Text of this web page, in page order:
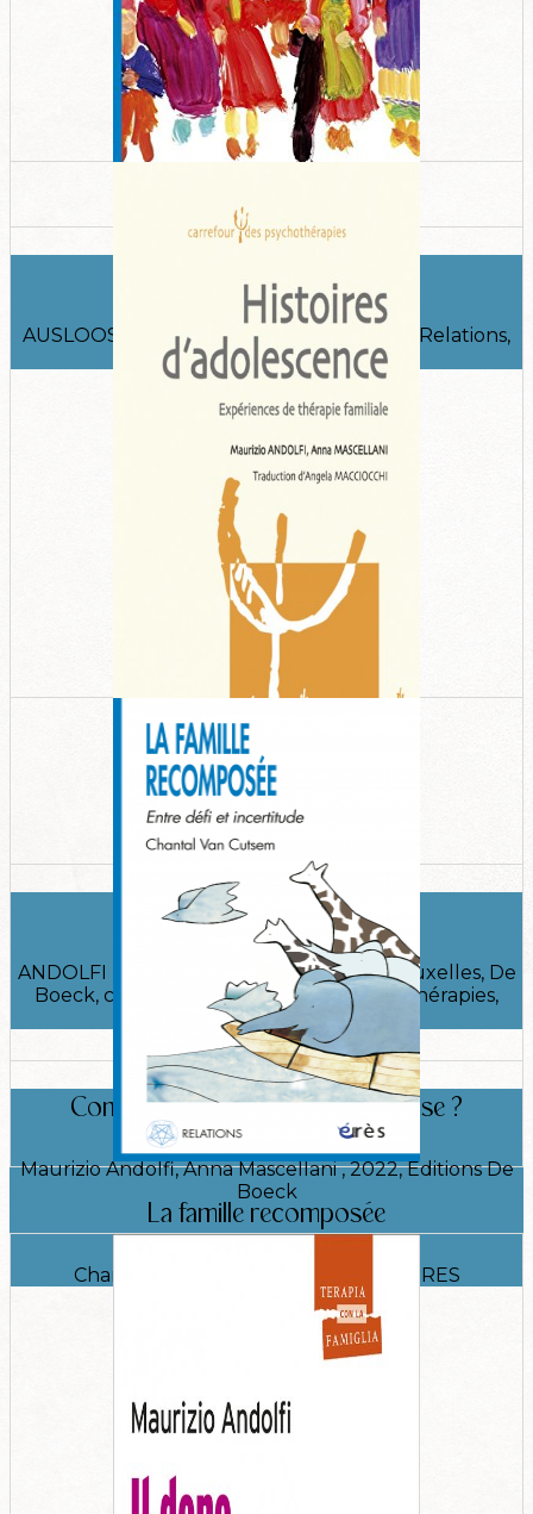
Comment aider les couples en crise ?
Maurizio Andolfi, Anna Mascellani , 2022, Editions De
Boeck
La Compétence des familles
AUSLOOS Guy, Toulouse, Érès, collection Relations,
2012 (1re édition 1995).
Histoires d’adolescence
ANDOLFI Maurizio, MASCELLANI Anna, Bruxelles, De
Boeck, collection Carrefour des psychothérapies,
2013.
La famille recomposée
Chantal Van Cutsem, 1999, Editions ERES